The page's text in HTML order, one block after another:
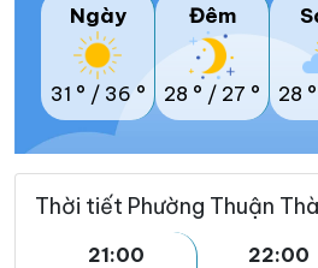
Ngày
31 ° / 36 °
Đêm
28 ° / 27 ° 28 °
Thời tiết Phường Thuận
21:00
22:00